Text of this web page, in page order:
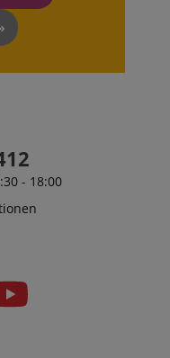
- 18:00